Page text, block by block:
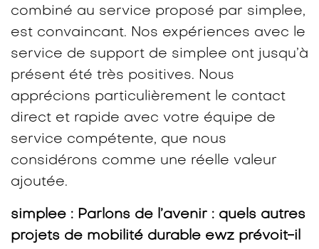
combiné au service proposé par simplee,
est convaincant. Nos expériences avec le
service de support de simplee ont jusqu’à
présent été très positives. Nous
apprécions particulièrement le contact
direct et rapide avec votre équipe de
service compétente, que nous
considérons comme une réelle valeur
ajoutée.
simplee : Parlons de l’avenir : quels autres
projets de mobilité durable ewz prévoit-il